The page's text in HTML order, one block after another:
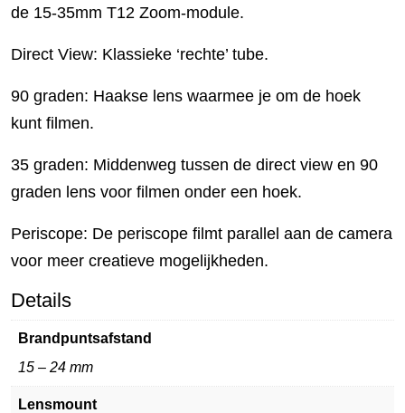
de 15-35mm T12 Zoom-module.
Direct View: Klassieke ‘rechte’ tube.
90 graden: Haakse lens waarmee je om de hoek
kunt filmen.
35 graden: Middenweg tussen de direct view en 90
graden lens voor filmen onder een hoek.
Periscope: De periscope filmt parallel aan de camera
voor meer creatieve mogelijkheden.
Details
Brandpuntsafstand
15 – 24 mm
Lensmount